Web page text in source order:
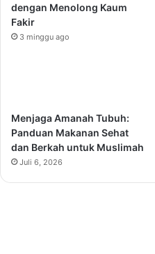
dengan Menolong Kaum
Fakir
3 minggu ago
Menjaga Amanah Tubuh:
Panduan Makanan Sehat
dan Berkah untuk Muslimah
Juli 6, 2026